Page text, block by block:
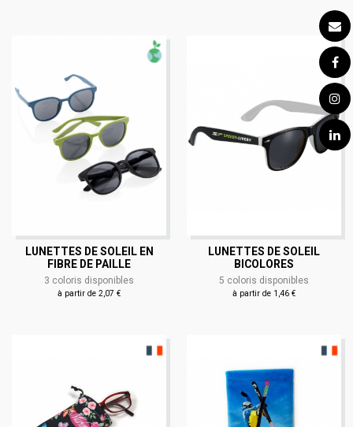
LUNETTES DE SOLEIL EN
FIBRE DE PAILLE
3 coloris disponibles
à partir de 2,07 €
LUNETTES DE SOLEIL
BICOLORES
5 coloris disponibles
à partir de 1,46 €